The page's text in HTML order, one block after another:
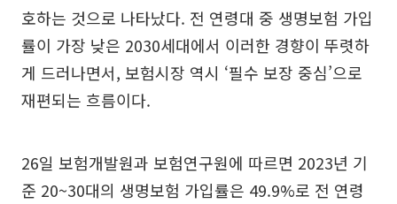
호하는 것으로 나타났다. 전 연령대 중 생명보험 가입
률이 가장 낮은 2030세대에서 이러한 경향이 뚜렷하
게 드러나면서, 보험시장 역시 ‘필수 보장 중심’으로
재편되는 흐름이다.
26일 보험개발원과 보험연구원에 따르면 2023년 기
준 20~30대의 생명보험 가입률은 49.9%로 전 연령